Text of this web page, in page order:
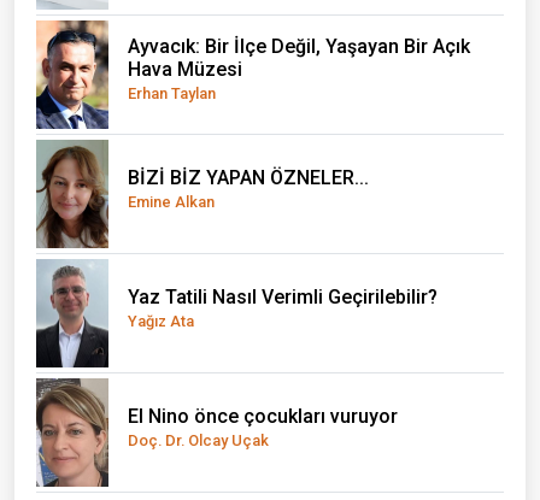
Ayvacık: Bir İlçe Değil, Yaşayan Bir Açık
Hava Müzesi
Erhan Taylan
BİZİ BİZ YAPAN ÖZNELER...
Emine Alkan
Yaz Tatili Nasıl Verimli Geçirilebilir?
Yağız Ata
El Nino önce çocukları vuruyor
Doç. Dr. Olcay Uçak